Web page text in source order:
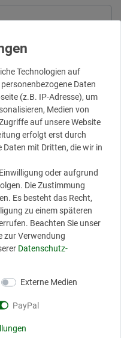
MwSt.
wir versandkostenfrei
Zahlarten
Versandpartner
Technologien auf
Daten
(z.B. IP-Adresse), um
Medien von
auf unsere Website
erfolgt erst durch
Daten mit Dritten, die wir in
oder aufgrund
Die Zustimmung
Es besteht das Recht,
zu einem späteren
Beachten Sie unser
zur Verwendung
Daten­schutz­
Externe Medien
PayPal